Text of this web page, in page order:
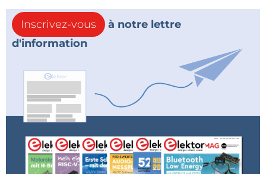
Inscrivez-vous
à notre lettre
d'information